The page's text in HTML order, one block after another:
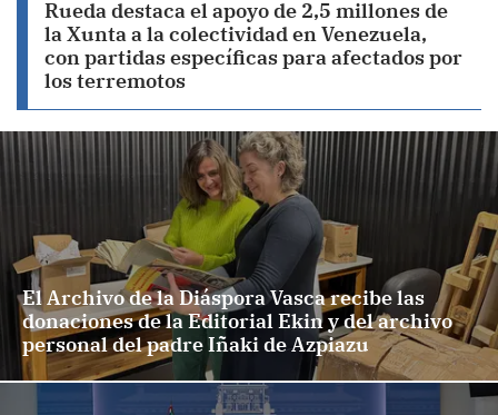
Rueda destaca el apoyo de 2,5 millones de
la Xunta a la colectividad en Venezuela,
con partidas específicas para afectados por
los terremotos
El Archivo de la Diáspora Vasca recibe las
donaciones de la Editorial Ekin y del archivo
personal del padre Iñaki de Azpiazu